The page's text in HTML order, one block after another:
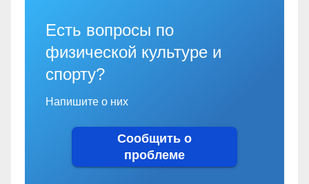
Есть вопросы по
физической культуре и
спорту?
Напишите о них
Сообщить о
проблеме